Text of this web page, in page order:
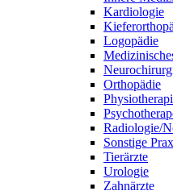
Kardiologie
Logopädie
Orthopädie
Radiologie/
Sonstige
Tierärzte
Urologie
Zahnärzte